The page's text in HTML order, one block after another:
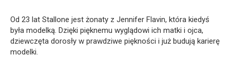
Od 23 lat Stallone jest żonaty z Jennifer Flavin, która kiedyś
była modelką. Dzięki pięknemu wyglądowi ich matki i ojca,
dziewczęta dorosły w prawdziwe piękności i już budują karierę
modelki.